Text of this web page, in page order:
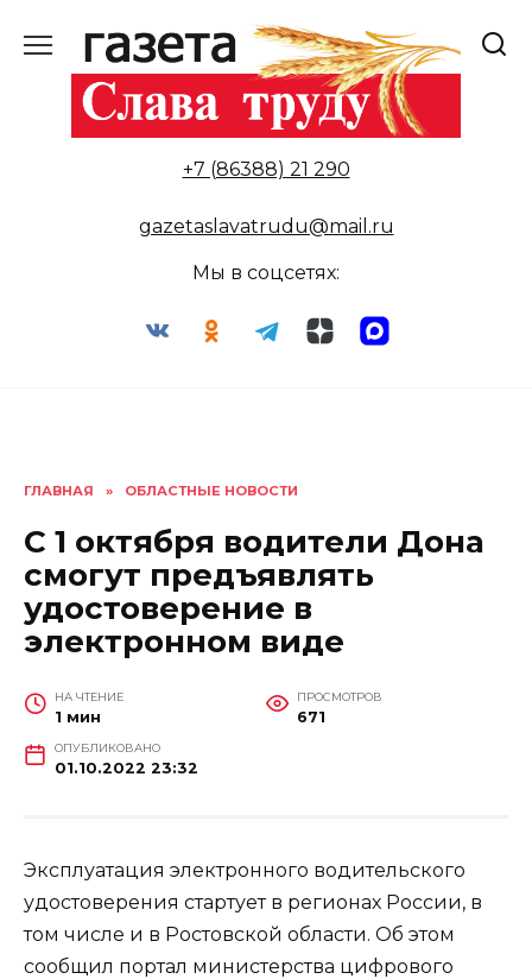
содержанию
+7 (86388) 21 290
gazetaslavatrudu@mail.ru
Мы в соцсетях:
ГЛАВНАЯ » ОБЛАСТНЫЕ НОВОСТИ
С 1 октября водители Дона
смогут предъявлять
удостоверение в
электронном виде
НА ЧТЕНИЕ
1 мин
ПРОСМОТРОВ
671
ОПУБЛИКОВАНО
01.10.2022 23:32
Эксплуатация электронного водительского
удостоверения стартует в регионах России, в
том числе и в Ростовской области. Об этом
сообщил портал министерства цифрового